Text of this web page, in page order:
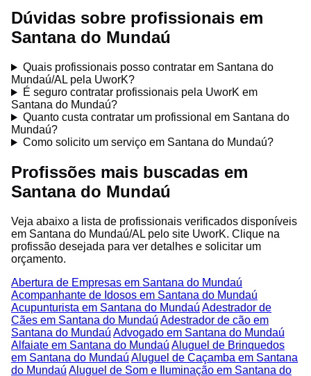
Dúvidas sobre profissionais em
Santana do Mundaú
Quais profissionais posso contratar em Santana do
Mundaú/AL pela UworK?
É seguro contratar profissionais pela UworK em
Santana do Mundaú?
Quanto custa contratar um profissional em Santana do
Mundaú?
Como solicito um serviço em Santana do Mundaú?
Profissões mais buscadas em
Santana do Mundaú
Veja abaixo a lista de profissionais verificados disponíveis
em Santana do Mundaú/AL pelo site UworK. Clique na
profissão desejada para ver detalhes e solicitar um
orçamento.
Abertura de Empresas em Santana do Mundaú
Acompanhante de Idosos em Santana do Mundaú
Acupunturista em Santana do Mundaú Adestrador de
Cães em Santana do Mundaú Adestrador de cão em
Santana do Mundaú Advogado em Santana do Mundaú
Alfaiate em Santana do Mundaú Aluguel de Brinquedos
em Santana do Mundaú Aluguel de Caçamba em Santana
do Mundaú Aluguel de Som e Iluminação em Santana do